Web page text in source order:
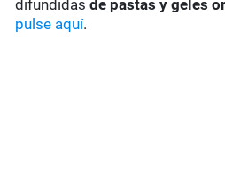
difundidas de pastas y geles
pulse aquí.